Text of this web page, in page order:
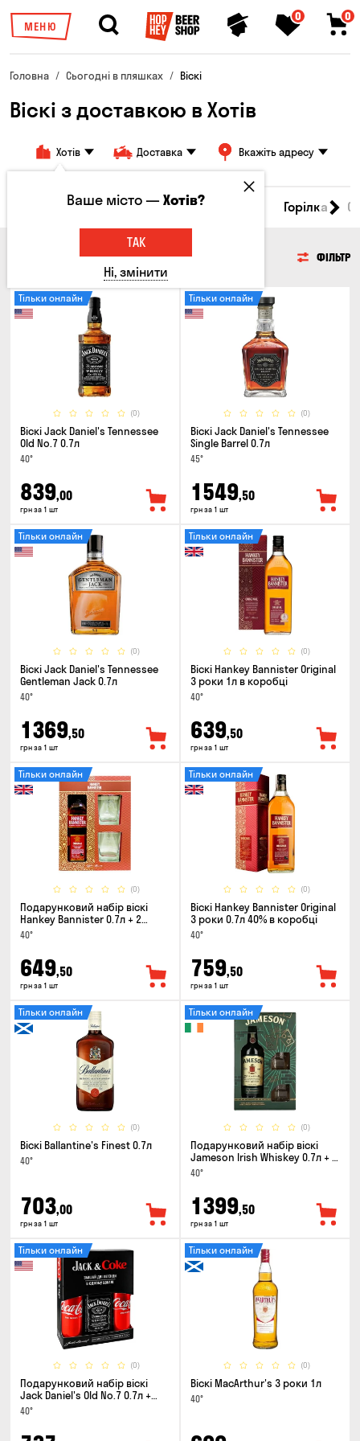
МЕНЮ
0 0
Головна Сьогодні в пляшках Віскі
Віскі з доставкою в Хотів
Хотів Доставка Вкажіть адресу
Сидр Вино Віскі Горілка
ФІЛЬТР
(0)
Тільки онлайн
Віскі Jack Daniel's Tennessee
Old No.7 0.7л
40°
839,00
грн за 1 шт
(0)
Тільки онлайн
Віскі Jack Daniel's Tennessee
Single Barrel 0.7л
45°
1549,50
грн за 1 шт
(0)
Тільки онлайн
Віскі Jack Daniel's Tennessee
Gentleman Jack 0.7л
40°
1369,50
грн за 1 шт
(0)
Тільки онлайн
Віскі Hankey Bannister Original
3 роки 1л в коробці
40°
639,50
грн за 1 шт
(0)
Тільки онлайн
Подарунковий набір віскі
Hankey Bannister 0.7л + 2
склянки
40°
649,50
грн за 1 шт
(0)
Тільки онлайн
Віскі Hankey Bannister Original
3 роки 0.7л 40% в коробці
40°
759,50
грн за 1 шт
(0)
Тільки онлайн
Віскі Ballantine's Finest 0.7л
40°
703,00
грн за 1 шт
(0)
Тільки онлайн
Подарунковий набір віскі
Jameson Irish Whiskey 0.7л + 2
склянки
40°
1399,50
грн за 1 шт
(0)
Тільки онлайн
Подарунковий набір віскі
Jack Daniel's Old No.7 0.7л +
Coca-Cola 0.33л x 2шт
40°
(0)
Тільки онлайн
Віскі MacArthur's 3 роки 1л
40°
Ваше місто —Хотів?
ТАК
Ні, змінити